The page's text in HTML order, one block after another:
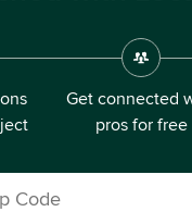
Get connected
pros for free